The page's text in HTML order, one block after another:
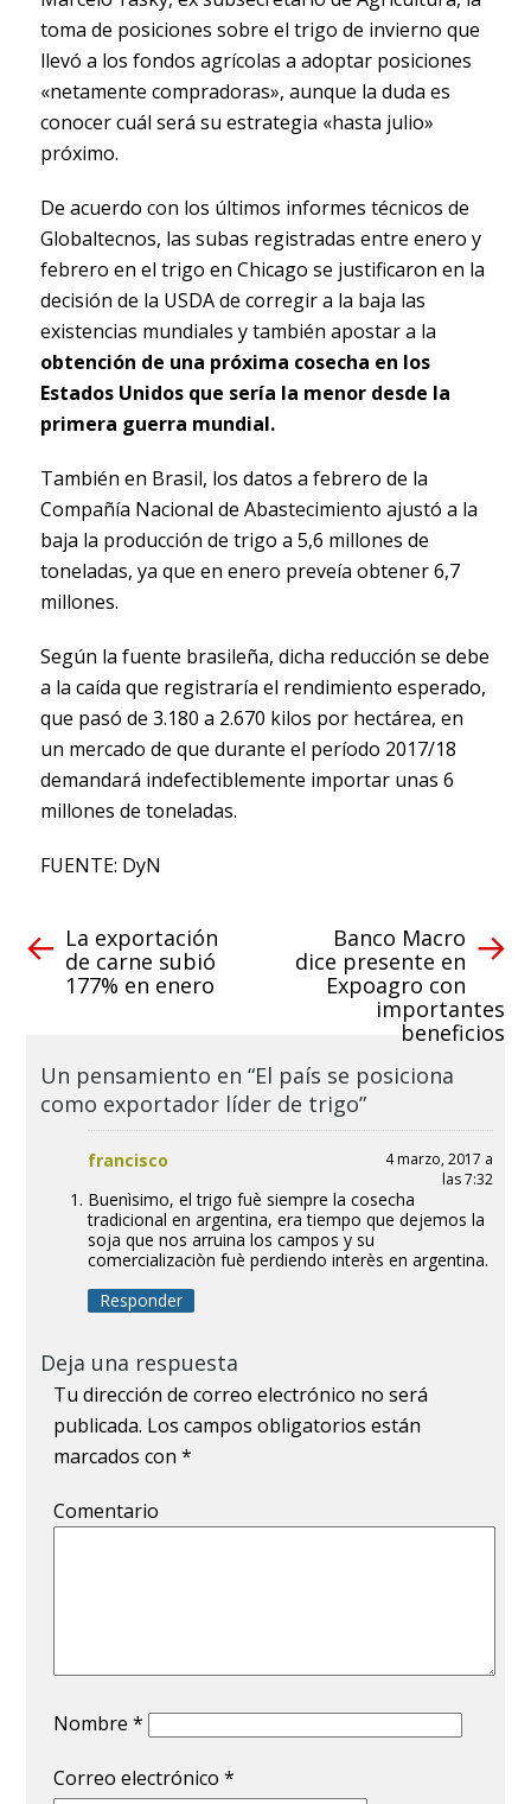
toma de posiciones sobre el trigo de invierno que
llevó a los fondos agrícolas a adoptar posiciones
«netamente compradoras», aunque la duda es
conocer cuál será su estrategia «hasta julio»
próximo.
De acuerdo con los últimos informes técnicos de
Globaltecnos, las subas registradas entre enero y
febrero en el trigo en Chicago se justificaron en la
decisión de la USDA de corregir a la baja las
existencias mundiales y también apostar a la
obtención de una próxima cosecha en los
Estados Unidos que sería la menor desde la
primera guerra mundial.
También en Brasil, los datos a febrero de la
Compañía Nacional de Abastecimiento ajustó a la
baja la producción de trigo a 5,6 millones de
toneladas, ya que en enero preveía obtener 6,7
millones.
Según la fuente brasileña, dicha reducción se debe
a la caída que registraría el rendimiento esperado,
que pasó de 3.180 a 2.670 kilos por hectárea, en
un mercado de que durante el período 2017/18
demandará indefectiblemente importar unas 6
millones de toneladas.
FUENTE: DyN
La exportación
de carne subió
177% en enero
Banco Macro
dice presente en
Expoagro con
importantes
beneficios
Un pensamiento en “El país se posiciona
como exportador líder de trigo”
francisco
4 marzo, 2017 a
las 7:32
Buenìsimo, el trigo fuè siempre la cosecha
tradicional en argentina, era tiempo que dejemos la
soja que nos arruina los campos y su
comercializaciòn fuè perdiendo interès en argentina.
Responder
Deja una respuesta
Tu dirección de correo electrónico no será
publicada. Los campos obligatorios están
marcados con*
Comentario
Nombre*
Correo electrónico*